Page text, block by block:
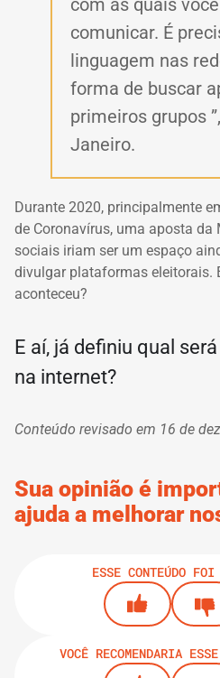
com as quais
comunicar. É
linguagem nas
forma de buscar
primeiros grupos
Janeiro.
Durante 2020, principalmente
de Coronavírus, uma aposta da
sociais iriam ser um espaço
divulgar plataformas eleitorais.
aconteceu?
E aí, já definiu qual
na internet?
Conteúdo revisado em 16 de
Sua opinião é
ajuda a melhorar
ESSE CONTEÚDO
VOCÊ RECOMENDARIA